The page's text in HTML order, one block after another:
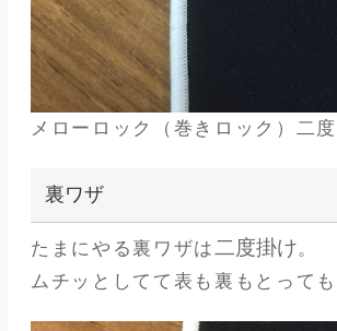
メローロック（巻きロック）二
裏ワザ
たまにやる裏ワザは 二度掛け。
ムチッとしてて表も裏もとっても